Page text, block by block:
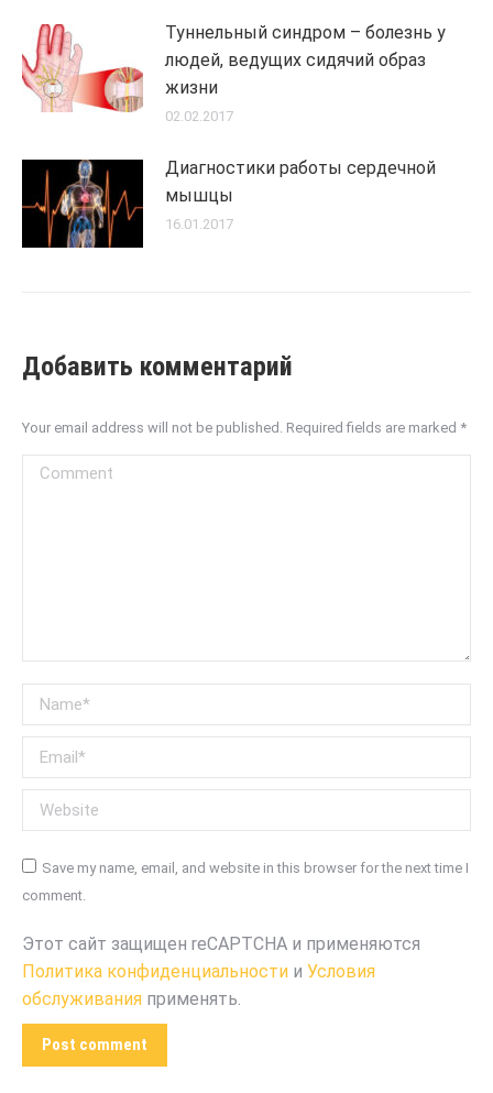
Туннельный синдром – болезнь у
людей, ведущих сидячий образ
жизни
02.02.2017
Диагностики работы сердечной
мышцы
16.01.2017
Добавить комментарий
Your email address will not be published. Required fields are marked *
Comment
Name *
Email *
Website
Save my name, email, and website in this browser for the next time I
comment.
Этот сайт защищен reCAPTCHA и применяются
Политика конфиденциальности и Условия
обслуживания применять.
Post comment